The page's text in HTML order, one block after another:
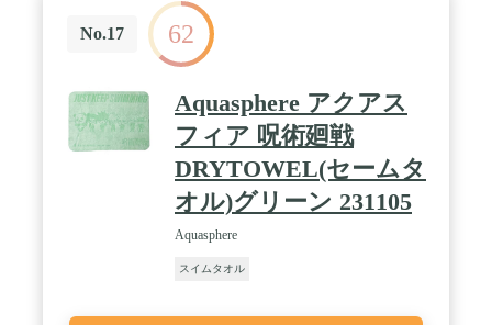
ル、温泉などでシャワーの後にサッと巻けると可愛
いです。 / 【優れた素材】水泳 タオルはマイクロフ
ァイバーの素材で、着心地が良く、通気性、吸水
性、速乾性に優れています。
No.17 62
Aquasphere アクアス
フィア 呪術廻戦
DRYTOWEL(セームタ
オル)グリーン 231105
Aquasphere
スイムタオル